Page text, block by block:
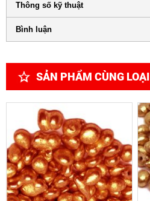
Thông số kỹ thuật
Bình luận
SẢN PHẨM CÙNG LOẠI